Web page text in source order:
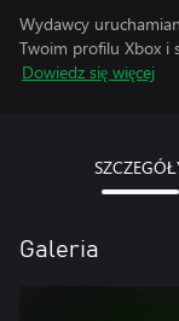
Wydawcy
Twoim profilu Xbox i
Dowiedz się więcej
Galeria